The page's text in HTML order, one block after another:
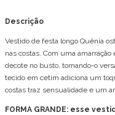
Descrição
Vestido de festa longo Quênia
nas costas. Com uma
decote no busto, tornando-o
tecido em cetim adiciona um
costas traz sensualidade e um
FORMA GRANDE: esse